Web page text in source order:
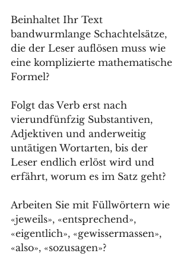
Beinhaltet Ihr Text
bandwurmlange Schachtelsätze,
die der Leser auflösen muss wie
eine komplizierte mathematische
Formel?
Folgt das Verb erst nach
vierundfünfzig Substantiven,
Adjektiven und anderweitig
untätigen Wortarten, bis der
Leser endlich erlöst wird und
erfährt, worum es im Satz geht?
Arbeiten Sie mit Füllwörtern wie
«jeweils», «entsprechend»,
«eigentlich», «gewissermassen»,
«also», «sozusagen»?